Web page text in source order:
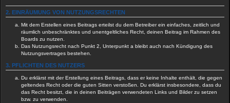
2. EINRÄUMUNG VON NUTZUNGSRECHTEN
Mit dem Erstellen eines Beitrags erteilst du dem Betreiber ein einfaches, zeitlich und
räumlich unbeschränktes und unentgeltliches Recht, deinen Beitrag im Rahmen des
Boards zu nutzen.
Das Nutzungsrecht nach Punkt 2, Unterpunkt a bleibt auch nach Kündigung des
Nutzungsvertrages bestehen.
3. PFLICHTEN DES NUTZERS
Du erklärst mit der Erstellung eines Beitrags, dass er keine Inhalte enthält, die gegen
geltendes Recht oder die guten Sitten verstoßen. Du erklärst insbesondere, dass du
das Recht besitzt, die in deinen Beiträgen verwendeten Links und Bilder zu setzen
bzw. zu verwenden.